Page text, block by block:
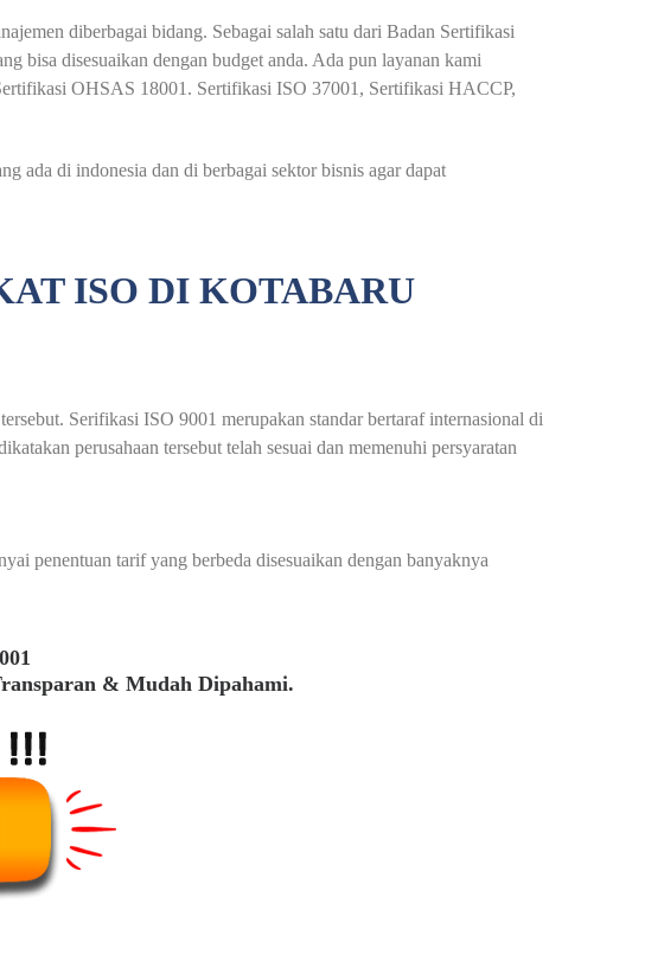
diberbagai bidang. Sebagai salah satu dari Badan Sertifikasi
bisa disesuaikan dengan budget anda. Ada pun layanan kami
OHSAS 18001. Sertifikasi ISO 37001, Sertifikasi HACCP,
ada di indonesia dan di berbagai sektor bisnis agar dapat
ISO DI KOTABARU
Serifikasi ISO 9001 merupakan standar bertaraf internasional di
perusahaan tersebut telah sesuai dan memenuhi persyaratan
penentuan tarif yang berbeda disesuaikan dengan banyaknya
& Mudah Dipahami.